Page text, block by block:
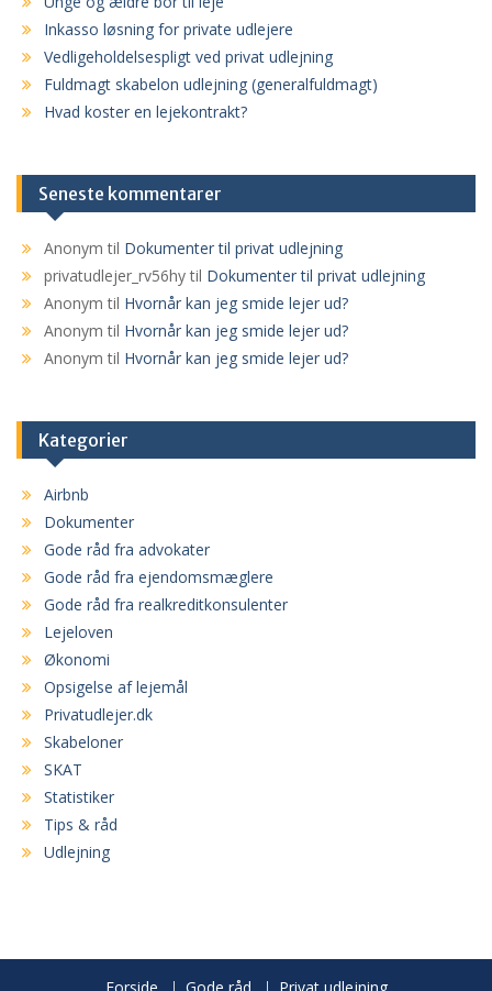
Inkasso løsning for private udlejere
Vedligeholdelsespligt ved privat udlejning
Fuldmagt skabelon udlejning (generalfuldmagt)
Hvad koster en lejekontrakt?
Seneste kommentarer
Anonym til Dokumenter til privat udlejning
privatudlejer_rv56hytil Dokumenter til privat udlejning
Anonym til Hvornår kan jeg smide lejer ud?
Anonym til Hvornår kan jeg smide lejer ud?
Anonym til Hvornår kan jeg smide lejer ud?
Kategorier
Airbnb
Dokumenter
Gode råd fra advokater
Gode råd fra ejendomsmæglere
Gode råd fra realkreditkonsulenter
Lejeloven
Økonomi
Opsigelse af lejemål
Privatudlejer.dk
Skabeloner
SKAT
Statistiker
Tips & råd
Udlejning